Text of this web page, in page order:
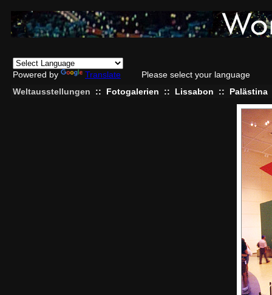
Powered by Translate
Please select your language
Weltausstellungen
:: Fotogalerien :: Lissabon :: Palästina